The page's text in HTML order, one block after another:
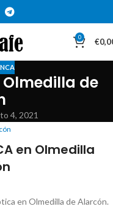
0 €
de
4, 2021
en Olmedilla
en Olmedilla de Alarcón.